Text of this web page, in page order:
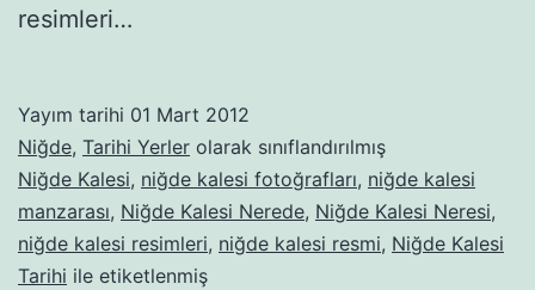
resimleri…
Yayım tarihi 01 Mart 2012
Niğde, Tarihi Yerler olarak sınıflandırılmış
Niğde Kalesi, niğde kalesi fotoğrafları, niğde kalesi
manzarası, Niğde Kalesi Nerede, Niğde Kalesi Neresi,
niğde kalesi resimleri, niğde kalesi resmi, Niğde Kalesi
Tarihi ile etiketlenmiş